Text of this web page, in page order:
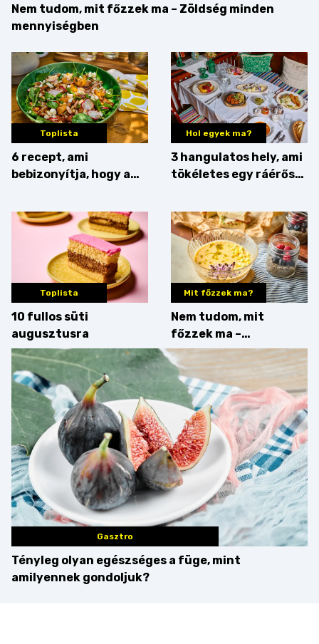
Nem tudom, mit főzzek ma – Zöldség minden
mennyiségben
Toplista
6 recept, ami
bebizonyítja, hogy a
zseniális
Hol egyek ma?
3 hangulatos hely, ami
tökéletes egy ráérős
Toplista
10 fullos süti
augusztusra
Mit főzzek ma?
Nem tudom, mit
főzzek ma –
Villámgyors menü
Gasztro
Tényleg olyan egészséges a füge, mint
amilyennek gondoljuk?